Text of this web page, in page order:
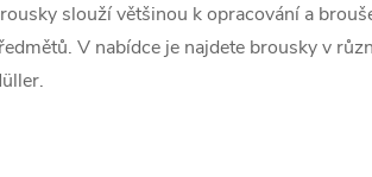
slouží většinou k opracování a
V nabídce je najdete brousky v